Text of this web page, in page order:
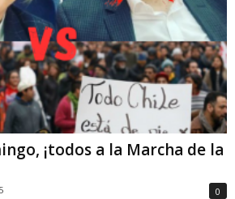
¡todos a la Marcha de la
0